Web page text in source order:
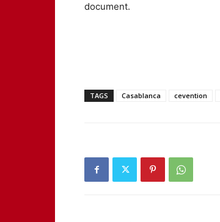
document.
TAGS Casablanca cevention